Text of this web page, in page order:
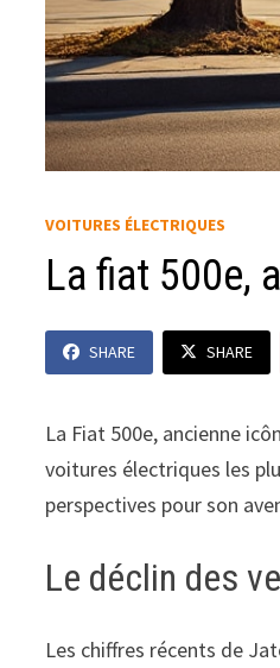
VOITURES ÉLECTRIQUES
La fiat 500e,
SHARE SHARE
La Fiat 500e, ancienne
voitures électriques les
perspectives pour son
Le déclin des
Les chiffres récents de